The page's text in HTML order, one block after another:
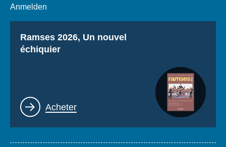
Anmelden
Titre
Ramses 2026, Un nouvel
échiquier
Lien
Acheter